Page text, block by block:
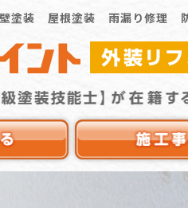
塗装 屋根塗装 雨漏り修理